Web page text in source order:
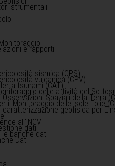
strumentali
e rapporti
sismica (CPS)
vulcanica (CPV)
tsunami (CAT)
delle attività del
Osservazioni Spaziali della Terra
il Monitoraggio delle Isole Eolie
caratterizzazione geofisica per
all'INGV
dati
e banche dati
Dati